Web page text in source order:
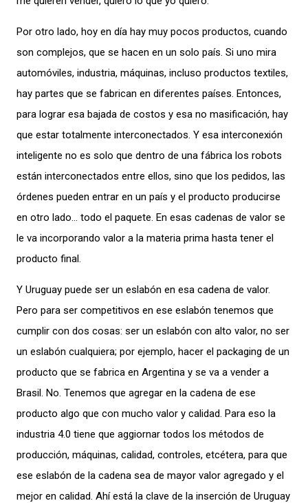
Por otro lado, hoy en día hay muy pocos productos, cuando
son complejos, que se hacen en un solo país. Si uno mira
automóviles, industria, máquinas, incluso productos textiles,
hay partes que se fabrican en diferentes países. Entonces,
para lograr esa bajada de costos y esa no masificación, hay
que estar totalmente interconectados. Y esa interconexión
inteligente no es solo que dentro de una fábrica los robots
están interconectados entre ellos, sino que los pedidos, las
órdenes pueden entrar en un país y el producto producirse
en otro lado… todo el paquete. En esas cadenas de valor se
le va incorporando valor a la materia prima hasta tener el
producto final.
Y Uruguay puede ser un eslabón en esa cadena de valor.
Pero para ser competitivos en ese eslabón tenemos que
cumplir con dos cosas: ser un eslabón con alto valor, no ser
un eslabón cualquiera; por ejemplo, hacer el packaging de un
producto que se fabrica en Argentina y se va a vender a
Brasil. No. Tenemos que agregar en la cadena de ese
producto algo que con mucho valor y calidad. Para eso la
industria 4.0 tiene que aggiornar todos los métodos de
producción, máquinas, calidad, controles, etcétera, para que
ese eslabón de la cadena sea de mayor valor agregado y el
mejor en calidad. Ahí está la clave de la inserción de Uruguay